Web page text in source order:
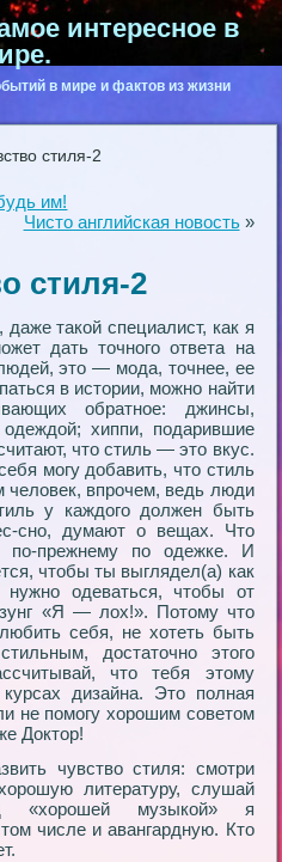
интересное в
в мире и фактов из жизни
стиля-2
им!
Чисто английская новость»
стиля-2
такой специалист, как я
дать точного ответа на
это — мода, точнее, ее
в истории, можно найти
обратное: джинсы,
хиппи, подарившие
что стиль — это вкус.
могу добавить, что стиль
человек, впрочем, ведь люди
у каждого должен быть
сно, думают о вещах. Что
по-прежнему по одежке. И
чтобы ты выглядел(а) как
нужно одеваться, чтобы от
«Я — лох!». Потому что
себя, не хотеть быть
достаточно этого
что тебя этому
дизайна. Это полная
не помогу хорошим советом
Доктор!
чувство стиля: смотри
литературу, слушай
«хорошей музыкой» я
числе и авангардную. Кто